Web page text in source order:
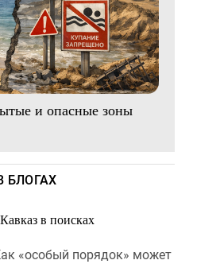
и опасные зоны
БЛОГАХ
в поисках
«особый порядок» может